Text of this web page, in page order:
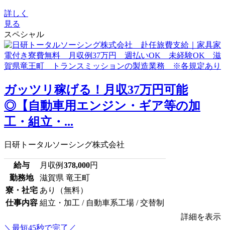
詳しく
見る
スペシャル
ガッツリ稼げる！月収37万円可能
◎【自動車用エンジン・ギア等の加
工・組立・...
日研トータルソーシング株式会社
給与 月収例 378,000円
勤務地
滋賀県 竜王町
寮・社宅 あり（無料）
仕事内容 組立・加工 / 自動車系工場 / 交替制
詳細を表示
＼最短45秒で完了／